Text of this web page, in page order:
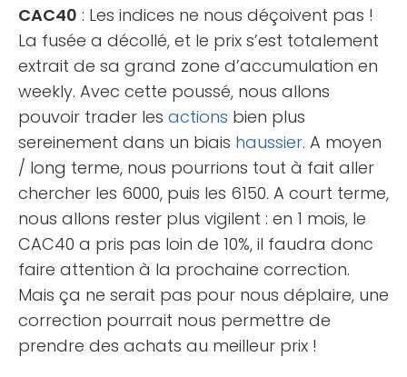
CAC40 : Les indices ne nous déçoivent pas !
La fusée a décollé, et le prix s’est totalement
extrait de sa grand zone d’accumulation en
weekly. Avec cette poussé, nous allons
pouvoir trader les actions bien plus
sereinement dans un biais haussier. A moyen
/ long terme, nous pourrions tout à fait aller
chercher les 6000, puis les 6150. A court terme,
nous allons rester plus vigilent : en 1 mois, le
CAC40 a pris pas loin de 10%, il faudra donc
faire attention à la prochaine correction.
Mais ça ne serait pas pour nous déplaire, une
correction pourrait nous permettre de
prendre des achats au meilleur prix !